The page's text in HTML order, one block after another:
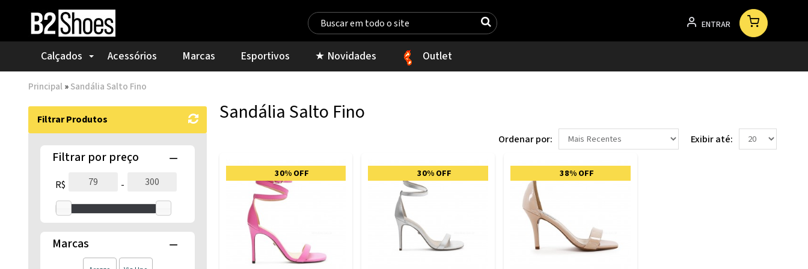
ENTRAR
Calçados Acessórios Marcas Esportivos ★ Novidades Outlet
Principal»Sandália Salto Fino
Filtrar Produtos
Filtrar por preço
R$ -
Marcas
Sandália Salto Fino
Ordenar por: Exibir até:
30% OFF 30% OFF 38% OFF